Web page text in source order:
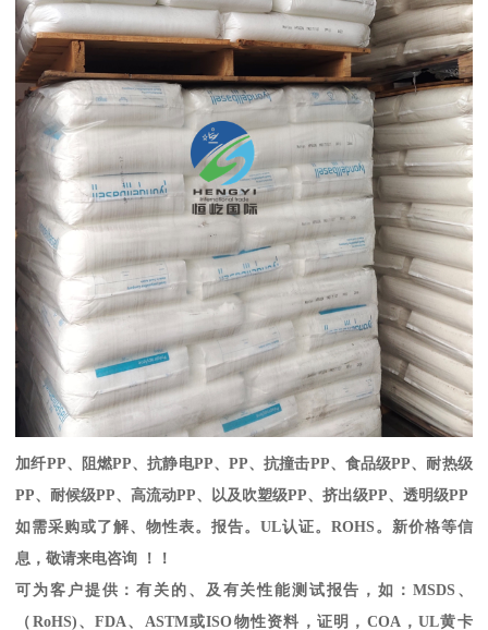
加纤PP、阻燃PP、抗静电PP、 PP、抗撞击PP、食品级PP、耐热级
PP、耐候级PP、高流动PP、以及吹塑级PP、挤出级PP、透明级PP
如需采购或了解、物性表。报告。 UL认证。 ROHS 。新价格等信
息，敬请来电咨询 ！！
可为客户提供：有关的、及有关性能测试报告，如： MSDS 、
（ RoHS) 、FDA、 ASTM或ISO物性资料，证明， COA，UL黄卡